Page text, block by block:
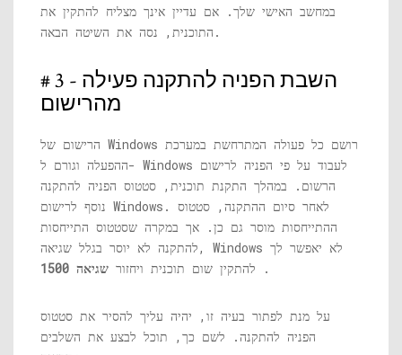
במחשב האישי שלך. אם עדיין אינך מצליח להתקין את
התוכנית, נסה את השיטה הבאה.
# 3 - השבת הפניה להתקנה פעילה
מהרישום
הרישום של Windows רושם כל פעולה המתרחשת במערכת
ההפעלה וגורם ל- Windows לעבוד על פי הפניה לרישום
הרשום. במהלך התקנת תוכנית, סטטוס הפניה להתקנה
נוסף לרישום Windows. לאחר סיום ההתקנה, סטטוס
ההתייחסות מוסר גם כן. אך במקרה שסטטוס התייחסות
להתקנה לא יוסר בגלל שגיאה, Windows לא יאפשר לך
להתקין שום תוכנית ויחזור שגיאה 1500 .
על מנת לפתור בעיה זו, יהיה עליך להסיר את סטטוס
הפניה להתקנה. לשם כך, תוכל לבצע את השלבים